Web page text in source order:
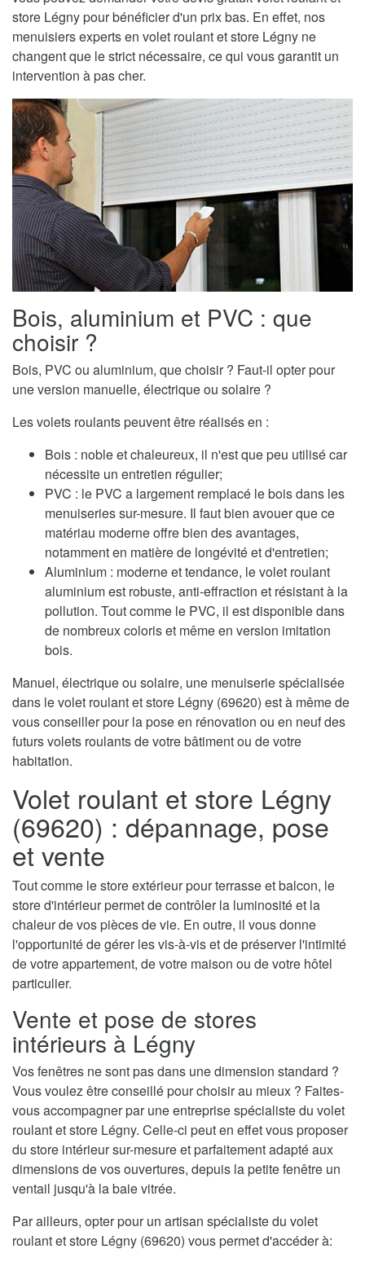
store Légny pour bénéficier d'un prix bas. En effet, nos
menuisiers experts en volet roulant et store Légny ne
changent que le strict nécessaire, ce qui vous garantit un
intervention à pas cher.
Bois, aluminium et PVC : que
choisir ?
Bois, PVC ou aluminium, que choisir ? Faut-il opter pour
une version manuelle, électrique ou solaire ?
Les volets roulants peuvent être réalisés en :
Bois : noble et chaleureux, il n'est que peu utilisé car
nécessite un entretien régulier;
PVC : le PVC a largement remplacé le bois dans les
menuiseries sur-mesure. Il faut bien avouer que ce
matériau moderne offre bien des avantages,
notamment en matière de longévité et d'entretien;
Aluminium : moderne et tendance, le volet roulant
aluminium est robuste, anti-effraction et résistant à la
pollution. Tout comme le PVC, il est disponible dans
de nombreux coloris et même en version imitation
bois.
Manuel, électrique ou solaire, une menuiserie spécialisée
dans le volet roulant et store Légny (69620) est à même de
vous conseiller pour la pose en rénovation ou en neuf des
futurs volets roulants de votre bâtiment ou de votre
habitation.
Volet roulant et store Légny
(69620) : dépannage, pose
et vente
Tout comme le store extérieur pour terrasse et balcon, le
store d'intérieur permet de contrôler la luminosité et la
chaleur de vos pièces de vie. En outre, il vous donne
l'opportunité de gérer les vis-à-vis et de préserver l'intimité
de votre appartement, de votre maison ou de votre hôtel
particulier.
Vente et pose de stores
intérieurs à Légny
Vos fenêtres ne sont pas dans une dimension standard ?
Vous voulez être conseillé pour choisir au mieux ? Faites-
vous accompagner par une entreprise spécialiste du volet
roulant et store Légny. Celle-ci peut en effet vous proposer
du store intérieur sur-mesure et parfaitement adapté aux
dimensions de vos ouvertures, depuis la petite fenêtre un
ventail jusqu'à la baie vitrée.
Par ailleurs, opter pour un artisan spécialiste du volet
roulant et store Légny (69620) vous permet d'accéder à: